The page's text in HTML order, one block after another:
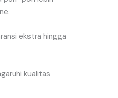
.
ekstra hingga
kualitas